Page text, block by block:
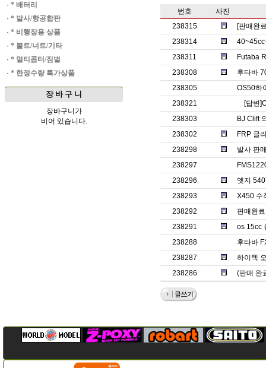
· * 배터리
· * 발사/항공합판
· * 비행장용 상품
· * 볼트/너트/기타
· * 멀티콥터/짐벌
· * 한정수량 특가상품
장 바 구 니
장바구니가
비어 있습니다.
번호
사진
238315
[판매완
238314
40~45cc
238311
Futaba
238308
후타바
238305
OS50하
238321
[답변
238303
BJ Clift
238302
FRP 글
238298
발사 판
238297
238296
엣지
238293
X450 수
238292
판매완
238291
os 15cc
238288
후타바
238287
하이텍
238286
(판매 완